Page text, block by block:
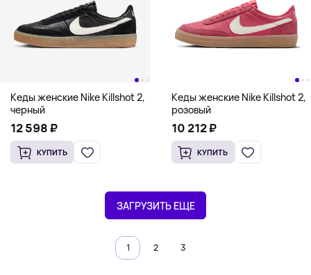
Кеды женские Nike Killshot 2,
черный
12 598 ₽
КУПИТЬ
Кеды женские Nike Killshot 2,
розовый
10 212 ₽
КУПИТЬ
ЗАГРУЗИТЬ ЕЩЕ
1 2 3